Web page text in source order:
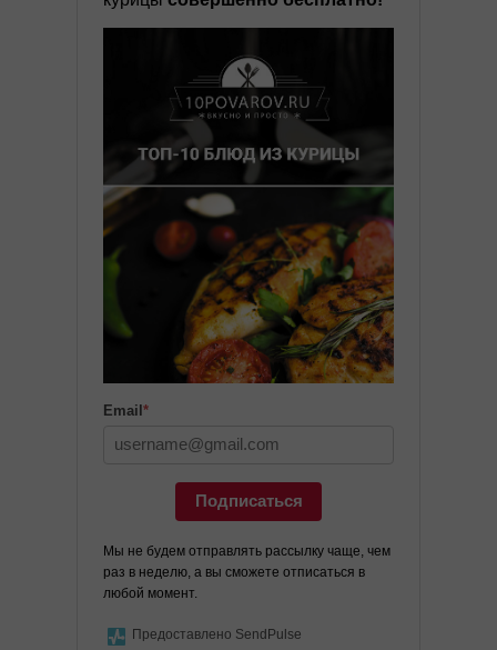
Email *
Подписаться
Мы не будем отправлять рассылку чаще, чем
раз в неделю, а вы сможете отписаться в
любой момент.
Предоставлено SendPulse